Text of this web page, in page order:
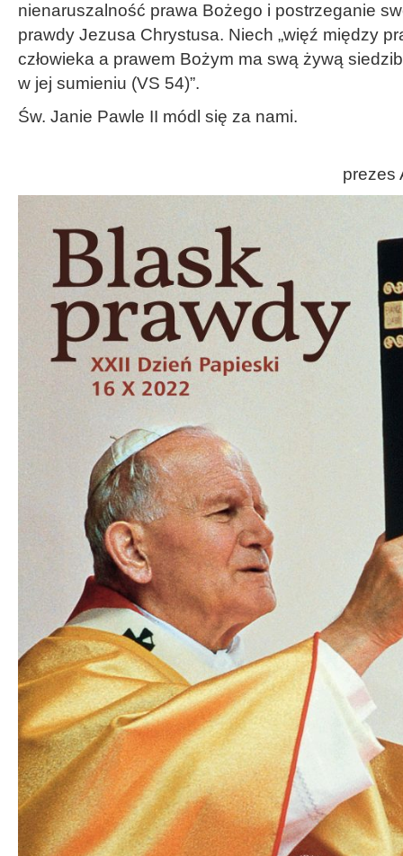
nienaruszalność prawa Bożego i postrzeganie
prawdy Jezusa Chrystusa. Niech „więź między
człowieka a prawem Bożym ma swą żywą
w jej sumieniu (VS 54)”.
Św. Janie Pawle II módl się za nami.
prezes